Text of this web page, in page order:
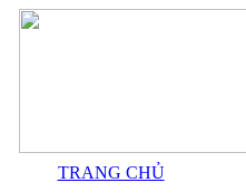
TRANG CHỦ